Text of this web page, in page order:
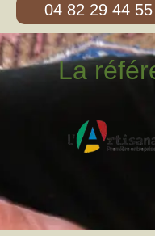
04 82 29 44 55
La